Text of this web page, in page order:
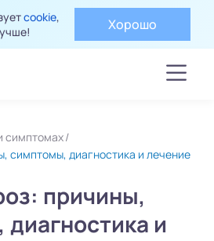
cookie,
Хорошо
симптомах
симптомы, диагностика и лечение
причины,
и